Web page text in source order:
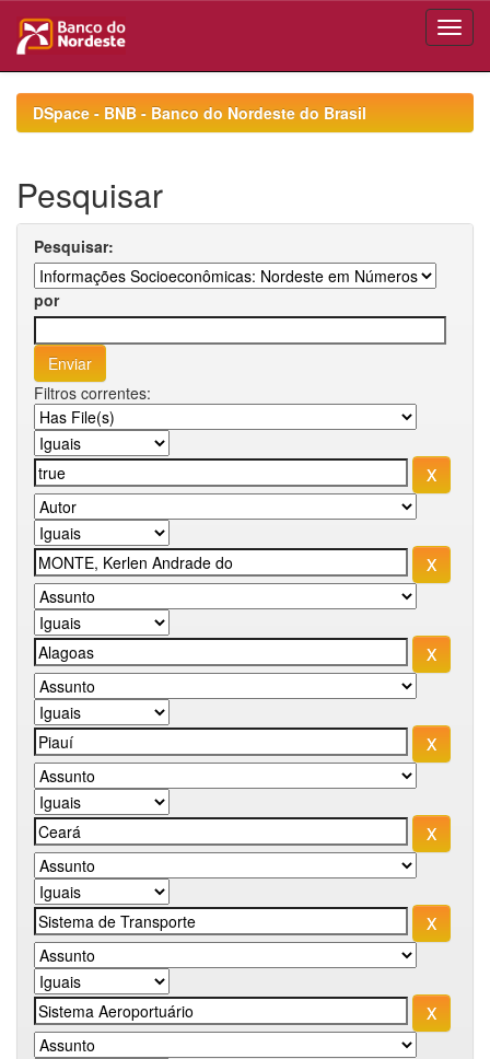
navigationDSpace - BNB - Banco do Nordeste do Brasil
Pesquisar
Pesquisar:
por
Filtros correntes: